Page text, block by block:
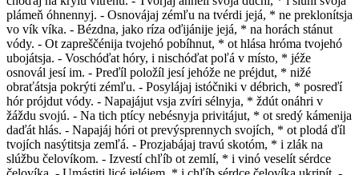
plámeň óhnennyj. - Osnovájaj zémľu na tvérdi jejá, * ne preklonítsja
vo vík víka. - Bézdna, jako ríza oďijánije jejá, * na horách stánut
vódy. - Ot zapreščénija tvojehó pobíhnut, * ot hlása hróma tvojehó
ubojátsja. - Voschóďat hóry, i nischóďat poľá v místo, * jéže
osnovál jesí im. - Preďíl položíl jesí jehóže ne préjdut, * nižé
obraťátsja pokrýti zémľu. - Posylájaj istóčniki v débrich, * posreďí
hór prójdut vódy. - Napajájut vsja zvíri sélnyja, * ždút onáhri v
žáždu svojú. - Na tich ptícy nebésnyja privitájut, * ot sredý kámenija
daďát hlás. - Napajáj hóri ot prevýsprennych svojích, * ot plodá ďíl
tvojích nasýtitsja zemľá. - Prozjabájaj travú skotóm, * i zlák na
slúžbu čelovíkom. - Izvestí chľíb ot zemlí, * i vinó veselít sérdce